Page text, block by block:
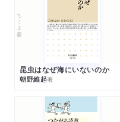
ちくま新書
昆虫はなぜ海にいないのか
朝野維起著